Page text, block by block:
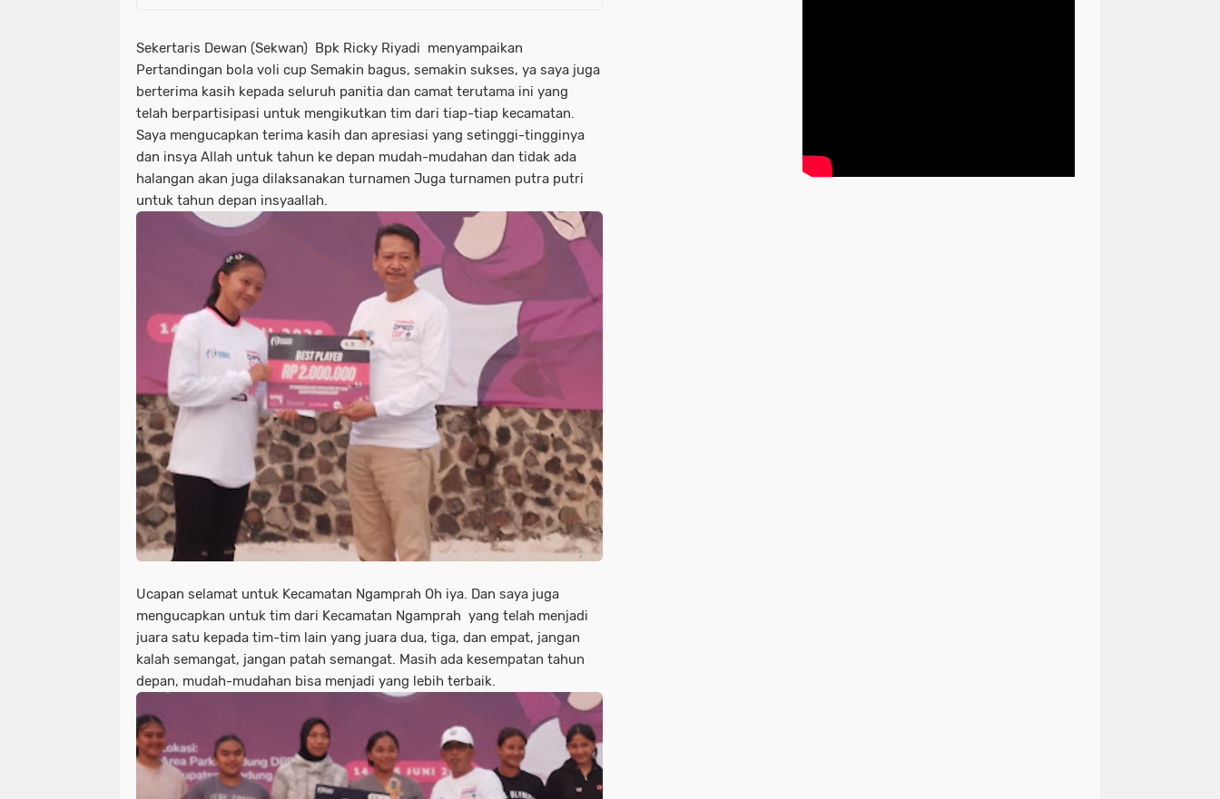
Sekertaris Dewan (Sekwan) Bpk Ricky Riyadi menyampaikan
Pertandingan bola voli cup Semakin bagus, semakin sukses, ya saya juga
berterima kasih kepada seluruh panitia dan camat terutama ini yang
telah berpartisipasi untuk mengikutkan tim dari tiap-tiap kecamatan.
Saya mengucapkan terima kasih dan apresiasi yang setinggi-tingginya
dan insya Allah untuk tahun ke depan mudah-mudahan dan tidak ada
halangan akan juga dilaksanakan turnamen Juga turnamen putra putri
untuk tahun depan insyaallah.
Ucapan selamat untuk Kecamatan Ngamprah Oh iya. Dan saya juga
mengucapkan untuk tim dari Kecamatan Ngamprah yang telah menjadi
juara satu kepada tim-tim lain yang juara dua, tiga, dan empat, jangan
kalah semangat, jangan patah semangat. Masih ada kesempatan tahun
depan, mudah-mudahan bisa menjadi yang lebih terbaik.